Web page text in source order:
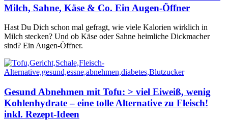
Milch, Sahne, Käse & Co. Ein Augen-Öffner
Hast Du Dich schon mal gefragt, wie viele Kalorien wirklich in
Milch stecken? Und ob Käse oder Sahne heimliche Dickmacher
sind? Ein Augen-Öffner.
Gesund Abnehmen mit Tofu: > viel Eiweiß, wenig
Kohlenhydrate – eine tolle Alternative zu Fleisch!
inkl. Rezept-Ideen